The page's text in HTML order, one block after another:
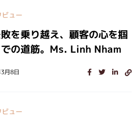
ビュー
を乗り越え、顧客の心を掴
の道筋。Ms. Linh Nham
月8日
ビュー